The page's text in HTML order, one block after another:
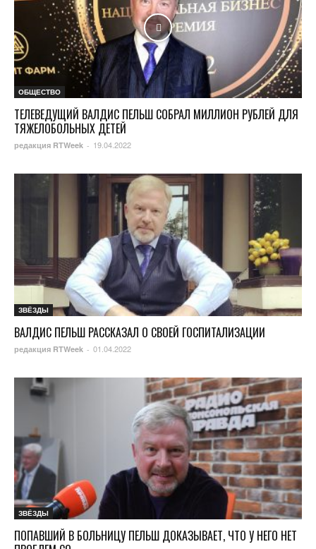
ОБЩЕСТВО
ТЕЛЕВЕДУЩИЙ ВАЛДИС ПЕЛЬШ СОБРАЛ МИЛЛИОН РУБЛЕЙ ДЛЯ
ТЯЖЕЛОБОЛЬНЫХ ДЕТЕЙ
редакция RTWeek - 19.04.2022
ЗВЁЗДЫ
ВАЛДИС ПЕЛЬШ РАССКАЗАЛ О СВОЕЙ ГОСПИТАЛИЗАЦИИ
редакция RTWeek - 01.04.2022
ЗВЁЗДЫ
ПОПАВШИЙ В БОЛЬНИЦУ ПЕЛЬШ ДОКАЗЫВАЕТ, ЧТО У НЕГО НЕТ